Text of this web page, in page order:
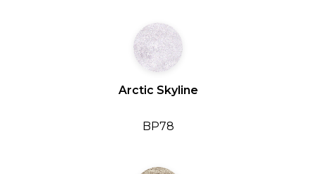
Arctic Skyline
BP78